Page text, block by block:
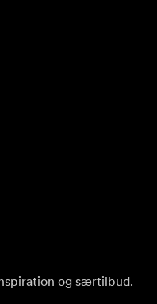
og særtilbud.